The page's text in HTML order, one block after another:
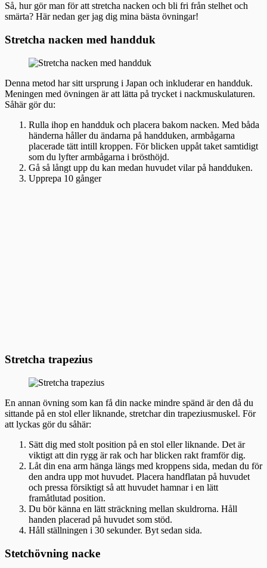
Så, hur gör man för att stretcha nacken och bli fri från stelhet och
smärta? Här nedan ger jag dig mina bästa övningar!
Stretcha nacken med handduk
Denna metod har sitt ursprung i Japan och inkluderar en handduk.
Meningen med övningen är att lätta på trycket i nackmuskulaturen.
Såhär gör du:
Rulla ihop en handduk och placera bakom nacken. Med båda
händerna håller du ändarna på handduken, armbågarna
placerade tätt intill kroppen. För blicken uppåt taket samtidigt
som du lyfter armbågarna i brösthöjd.
Gå så långt upp du kan medan huvudet vilar på handduken.
Upprepa 10 gånger
Stretcha trapezius
En annan övning som kan få din nacke mindre spänd är den då du
sittande på en stol eller liknande, stretchar din trapeziusmuskel. För
att lyckas gör du såhär:
Sätt dig med stolt position på en stol eller liknande. Det är
viktigt att din rygg är rak och har blicken rakt framför dig.
Låt din ena arm hänga längs med kroppens sida, medan du för
den andra upp mot huvudet. Placera handflatan på huvudet
och pressa försiktigt så att huvudet hamnar i en lätt
framåtlutad position.
Du bör känna en lätt sträckning mellan skuldrorna. Håll
handen placerad på huvudet som stöd.
Håll ställningen i 30 sekunder. Byt sedan sida.
Stetchövning nacke